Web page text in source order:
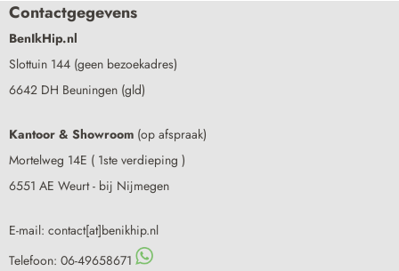
Contactgegevens
BenIkHip.nl
Slottuin 144 (geen bezoekadres)
6642 DH Beuningen (gld)
Kantoor & Showroom (op afspraak)
Mortelweg 14E ( 1ste verdieping )
6551 AE Weurt - bij Nijmegen
E-mail: contact[at]benikhip.nl
Telefoon: 06-49658671